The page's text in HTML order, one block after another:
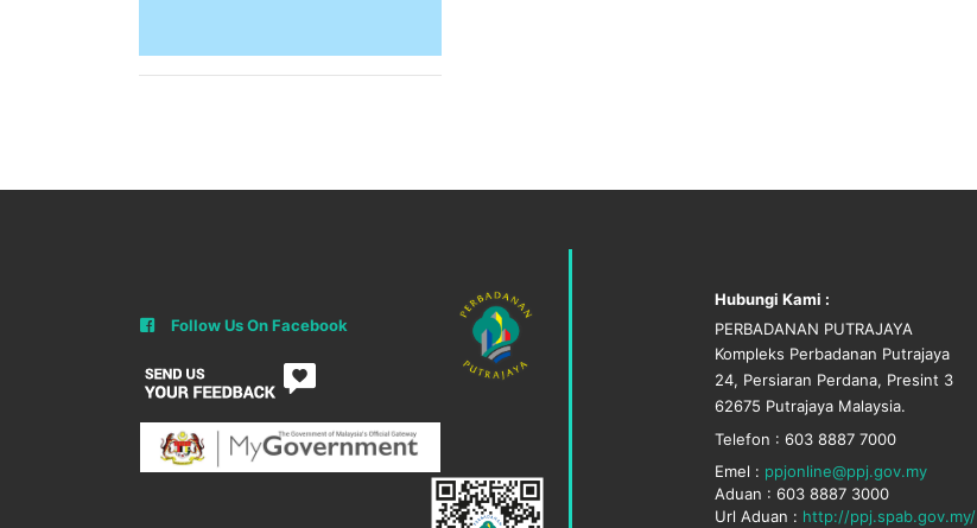
Follow Us On Facebook
Hubungi Kami :
PERBADANAN PUTRAJAYA
Kompleks Perbadanan Putrajaya
24, Persiaran Perdana, Presint 3
62675 Putrajaya Malaysia.
Telefon : 603 8887 7000
Emel : ppjonline@ppj.gov.my
Aduan : 603 8887 3000
Url Aduan : http://ppj.spab.gov.my/